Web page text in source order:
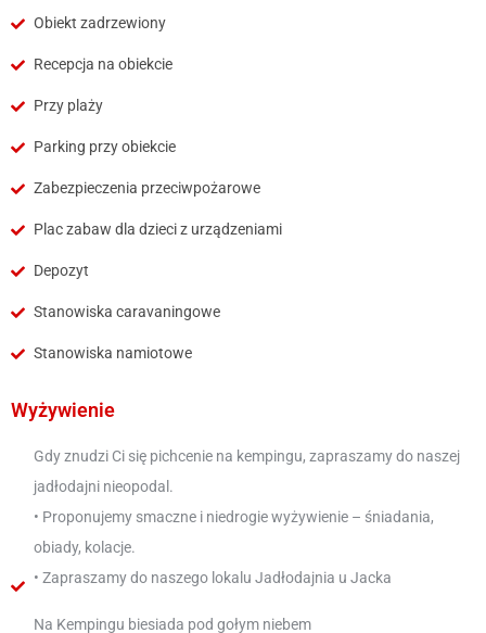
Obiekt zadrzewiony
Recepcja na obiekcie
Przy plaży
Parking przy obiekcie
Zabezpieczenia przeciwpożarowe
Plac zabaw dla dzieci z urządzeniami
Depozyt
Stanowiska caravaningowe
Stanowiska namiotowe
Wyżywienie
Gdy znudzi Ci się pichcenie na kempingu, zapraszamy do naszej
jadłodajni nieopodal.
• Proponujemy smaczne i niedrogie wyżywienie – śniadania,
obiady, kolacje.
• Zapraszamy do naszego lokalu Jadłodajnia u Jacka
Na Kempingu biesiada pod gołym niebem